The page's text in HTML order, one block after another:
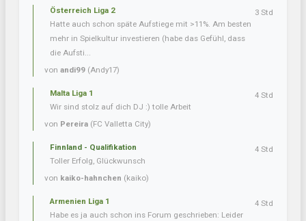
Österreich Liga 2
Hatte auch schon späte Aufstiege mit >11%. Am besten
mehr in Spielkultur investieren (habe das Gefühl, dass
die Aufsti...
von andi99 (Andy17)
3 Std
Malta Liga 1
Wir sind stolz auf dich DJ :) tolle Arbeit
von Pereira (FC Valletta City)
4 Std
Finnland - Qualifikation
Toller Erfolg, Glückwunsch
von kaiko-hahnchen (kaiko)
4 Std
Armenien Liga 1
Habe es ja auch schon ins Forum geschrieben: Leider
4 Std